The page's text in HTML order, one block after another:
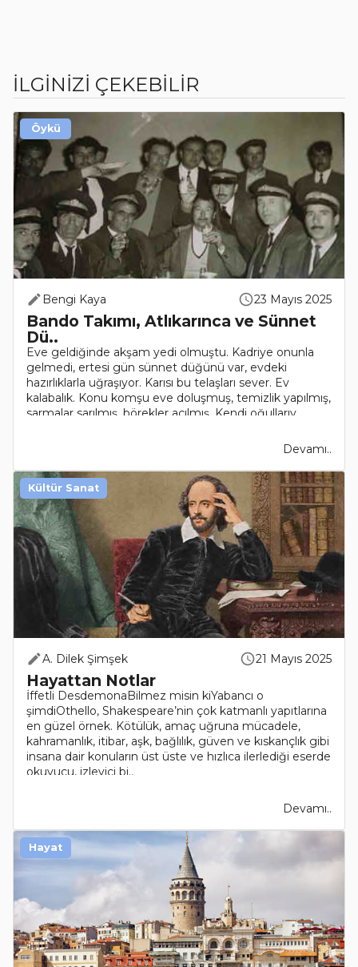
İLGİNİZİ ÇEKEBİLİR
Bengi Kaya 23 Mayıs 2025
Bando Takımı, Atlıkarınca ve Sünnet
Dü..
Eve geldiğinde akşam yedi olmuştu. Kadriye onunla
gelmedi, ertesi gün sünnet düğünü var, evdeki
hazırlıklarla uğraşıyor. Karısı bu telaşları sever. Ev
kalabalık. Konu komşu eve doluşmuş, temizlik yapılmış,
sarmalar sarılmış, börekler açılmış. Kendi oğullarıy..
Devamı..
Öykü
A. Dilek Şimşek 21 Mayıs 2025
Hayattan Notlar
İffetli DesdemonaBilmez misin kiYabancı o
şimdiOthello, Shakespeare’nin çok katmanlı yapıtlarına
en güzel örnek. Kötülük, amaç uğruna mücadele,
kahramanlık, itibar, aşk, bağlılık, güven ve kıskançlık gibi
insana dair konuların üst üste ve hızlıca ilerlediği eserde
okuyucu, izleyici bi..
Devamı..
Kültür Sanat
Hayat